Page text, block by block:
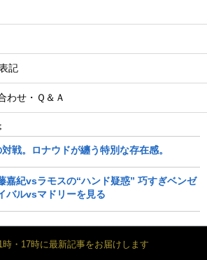
記
わせ・Ｑ＆Ａ
戦。ロナウドが纏う特別な存在感。
嘉紀vsラモスの“ハンド疑惑” 巧すぎベンゼ
バルvsマドリーを見る
時・17時に最新記事をお届けします